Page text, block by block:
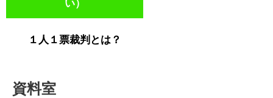
い）
１人１票裁判とは？
資料室